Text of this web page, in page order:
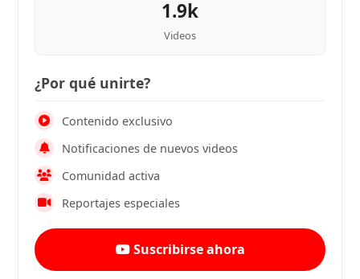
1.9k
Videos
¿Por qué unirte?
Contenido exclusivo
Notificaciones de nuevos videos
Comunidad activa
Reportajes especiales
Suscribirse ahora